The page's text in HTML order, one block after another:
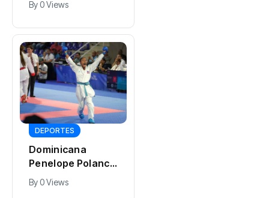
oros en
Centroamericano
s
By0 Views
DEPORTES
Dominicana
Penelope Polanco
gana medalla de
oro en karate
By0 Views